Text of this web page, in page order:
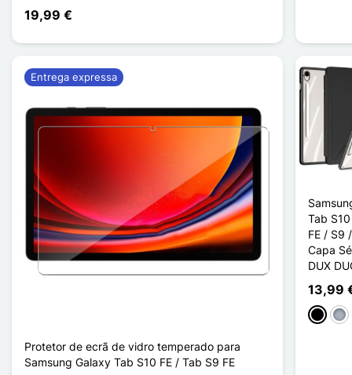
19,99 €
Protetor de ecrã de vidro temperado para
Samsung Galaxy Tab S10 FE / Tab S9 FE
Entrega expressa
Tab
FE / S9
Capa
DUX
13,99
Preto